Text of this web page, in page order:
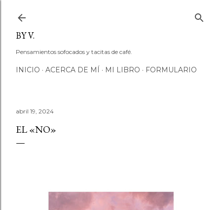
BY V.
Pensamientos sofocados y tacitas de café.
INICIO ACERCA DE MÍ MI LIBRO FORMULARIO
abril 19, 2024
EL «NO»